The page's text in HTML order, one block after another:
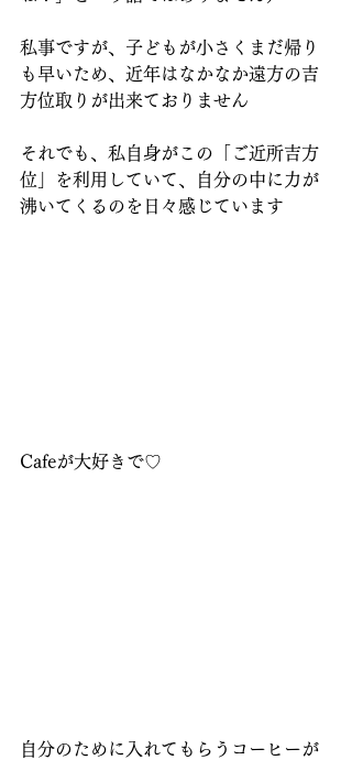
私事ですが、子どもが小さくまだ帰り
も早いため、近年はなかなか遠方の吉
方位取りが出来ておりません
それでも、私自身がこの「ご近所吉方
位」を利用していて、自分の中に力が
沸いてくるのを日々感じています
Cafeが大好きで♡
自分のために入れてもらうコーヒーが